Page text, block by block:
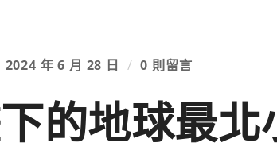
2024 年 6 月 28 日 / 0 則留言
的地球最北